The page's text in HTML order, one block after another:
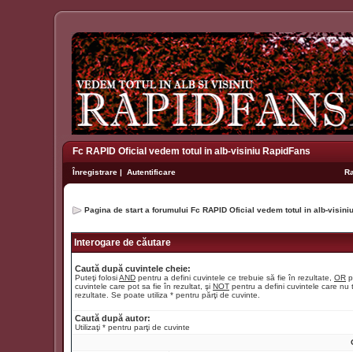
Fc RAPID Oficial vedem totul in alb-visiniu RapidFans
Înregistrare | Autentificare
Pagina de start a forumului Fc RAPID Oficial vedem totul in alb-
Interogare de căutare
Caută după cuvintele cheie:
Puteţi folosiAND pentru a defini cuvintele ce trebuie să fie în rezultate, OR
cuvintele care pot sa fie în rezultat, şi NOT pentru a defini cuvintele care nu
rezultate. Se poate utiliza * pentru părţi de cuvinte.
Caută după autor:
Utilizaţi * pentru parţi de cuvinte